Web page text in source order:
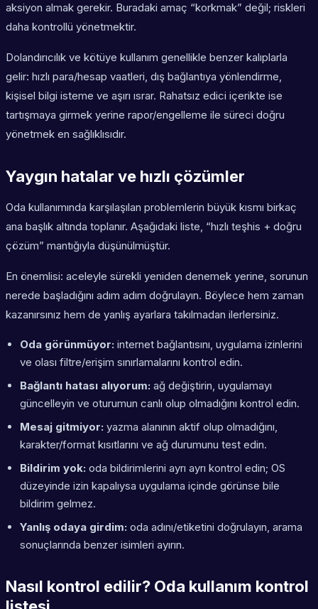
aksiyon almak gerekir. Buradaki amaç “korkmak” değil; riskleri
daha kontrollü yönetmektir.
Dolandırıcılık ve kötüye kullanım genellikle benzer kalıplarla
gelir: hızlı para/hesap vaatleri, dış bağlantıya yönlendirme,
kişisel bilgi isteme ve aşırı ısrar. Rahatsız edici içerikte ise
tartışmaya girmek yerine rapor/engelleme ile süreci doğru
yönetmek en sağlıklısıdır.
Yaygın hatalar ve hızlı çözümler
Oda kullanımında karşılaşılan problemlerin büyük kısmı birkaç
ana başlık altında toplanır. Aşağıdaki liste, “hızlı teşhis + doğru
çözüm” mantığıyla düşünülmüştür.
En önemlisi: aceleyle sürekli yeniden denemek yerine, sorunun
nerede başladığını adım adım doğrulayın. Böylece hem zaman
kazanırsınız hem de yanlış ayarlara takılmadan ilerlersiniz.
Oda görünmüyor: internet bağlantısını, uygulama izinlerini
ve olası filtre/erişim sınırlamalarını kontrol edin.
Bağlantı hatası alıyorum: ağ değiştirin, uygulamayı
güncelleyin ve oturumun canlı olup olmadığını kontrol edin.
Mesaj gitmiyor: yazma alanının aktif olup olmadığını,
karakter/format kısıtlarını ve ağ durumunu test edin.
Bildirim yok: oda bildirimlerini ayrı ayrı kontrol edin; OS
düzeyinde izin kapalıysa uygulama içinde görünse bile
bildirim gelmez.
Yanlış odaya girdim: oda adını/etiketini doğrulayın, arama
sonuçlarında benzer isimleri ayırın.
Nasıl kontrol edilir? Oda kullanım kontrol